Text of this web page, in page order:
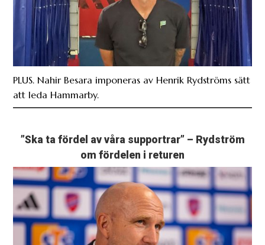
PLUS. Nahir Besara imponeras av Henrik Rydströms sätt
att leda Hammarby.
”Ska ta fördel av våra supportrar” – Rydström
om fördelen i returen